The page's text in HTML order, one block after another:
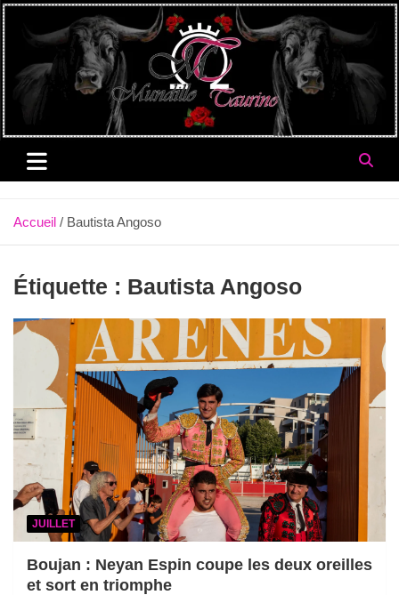
Aller
au
contenu
Accueil Bautista Angoso
Étiquette : Bautista Angoso
JUILLET
Boujan : Neyan Espin coupe les deux oreilles
et sort en triomphe